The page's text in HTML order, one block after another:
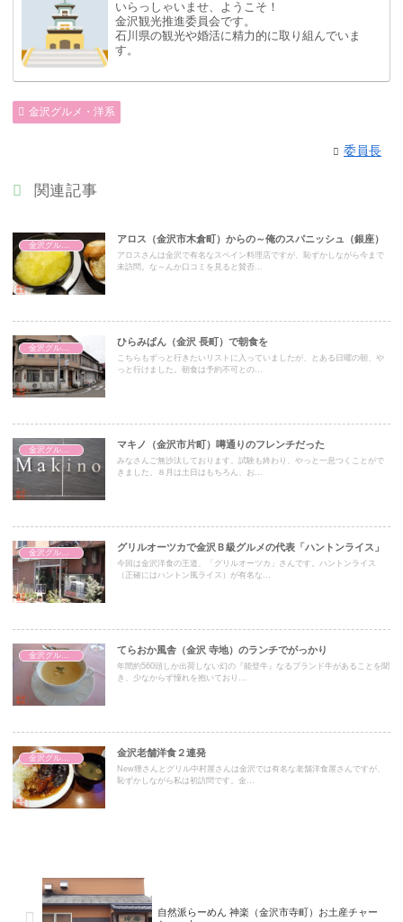
いらっしゃいませ、ようこそ！
金沢観光推進委員会です。
石川県の観光や婚活に精力的に取り組んでいま
す。
金沢グルメ・洋系
委員長
関連記事
アロス（金沢市木倉町）からの～俺のスパニッシュ（銀座）
アロスさんは金沢で有名なスペイン料理店ですが、恥ずかしながら今まで
未訪問。な～んか口コミを見ると賛否...
ひらみぱん（金沢 長町）で朝食を
こちらもずっと行きたいリストに入っていましたが、とある日曜の朝、や
っと行けました。朝食は予約不可との...
金沢グルメ・洋系
マキノ（金沢市片町）噂通りのフレンチだった
みなさんご無沙汰しております。試験も終わり、やっと一息つくことがで
きました。８月は土日はもちろん、お...
金沢グルメ・洋系
グリルオーツカで金沢Ｂ級グルメの代表「ハントンライス」
今回は金沢洋食の王道、「グリルオーツカ」さんです。ハントンライス
（正確にはハントン風ライス）が有名な...
金沢グルメ・洋系
てらおか風舎（金沢 寺地）のランチでがっかり
年間約560頭しか出荷しない幻の『能登牛』なるブランド牛があることを聞
き、少なからず憧れを抱いており...
金沢グルメ・洋系
金沢老舗洋食２連発
New狸さんとグリル中村屋さんは金沢では有名な老舗洋食屋さんですが、
恥ずかしながら私は初訪問です。金...
自然派らーめん 神楽（金沢市寺町）お土産チャー